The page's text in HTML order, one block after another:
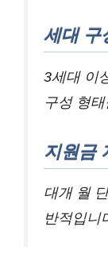
세대 구
3세대 이
구성 형
지원금
대개 월
반적입니